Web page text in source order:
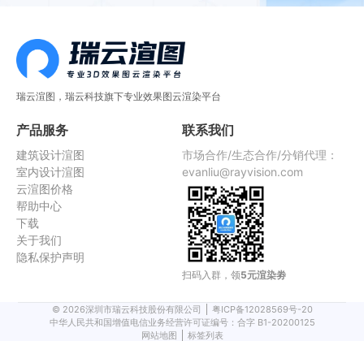
瑞云渲图，瑞云科技旗下专业效果图云渲染平台
产品服务
建筑设计渲图
室内设计渲图
云渲图价格
帮助中心
下载
关于我们
隐私保护声明
联系我们
市场合作/生态合作/分销代理：
evanliu@rayvision.com
扫码入群，领5元渲染劵
© 2026深圳市瑞云科技股份有限公司
粤ICP备12028569号-20
中华人民共和国增值电信业务经营许可证编号：合字 B1-20200125
网站地图
标签列表